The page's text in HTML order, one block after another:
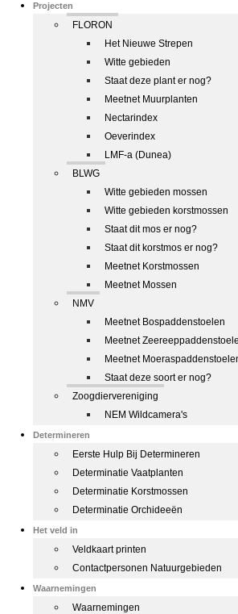
Projecten
FLORON
Het Nieuwe Strepen
Witte gebieden
Staat deze plant er nog?
Meetnet Muurplanten
Nectarindex
Oeverindex
LMF-a (Dunea)
BLWG
Witte gebieden mossen
Witte gebieden korstmossen
Staat dit mos er nog?
Staat dit korstmos er nog?
Meetnet Korstmossen
Meetnet Mossen
NMV
Meetnet Bospaddenstoelen
Meetnet
Meetnet
Staat deze soort er nog?
Zoogdiervereniging
NEM Wildcamera's
Determineren
Eerste Hulp Bij Determineren
Determinatie Vaatplanten
Determinatie Korstmossen
Determinatie Orchideeën
Het veld in
Veldkaart printen
Contactpersonen Natuurgebieden
Waarnemingen
Waarnemingen